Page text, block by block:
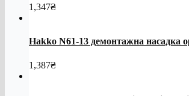
1,347₴
Hakko N61-13 демонтажна насадка
1,387₴